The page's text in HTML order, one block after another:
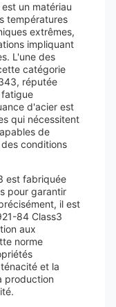
un matériau
températures
extrêmes,
impliquant
L'une des
catégorie
réputée
fatigue
d'acier est
qui nécessitent
de
conditions
est fabriquée
pour garantir
il est
84 Class3
aux
norme
et la
production